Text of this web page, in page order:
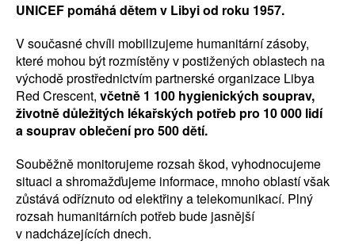
UNICEF pomáhá dětem v Libyi od roku 1957.
V současné chvíli mobilizujeme humanitární zásoby,
které mohou být rozmístěny v postižených oblastech na
východě prostřednictvím partnerské organizace Libya
Red Crescent, včetně 1 100 hygienických souprav,
životně důležitých lékařských potřeb pro 10 000 lidí
a souprav oblečení pro 500 dětí.
Souběžně monitorujeme rozsah škod, vyhodnocujeme
situaci a shromažďujeme informace, mnoho oblastí však
zůstává odříznuto od elektřiny a telekomunikací. Plný
rozsah humanitárních potřeb bude jasnější
v nadcházejících dnech.